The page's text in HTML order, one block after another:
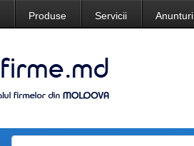
Produse Servicii Anunturi